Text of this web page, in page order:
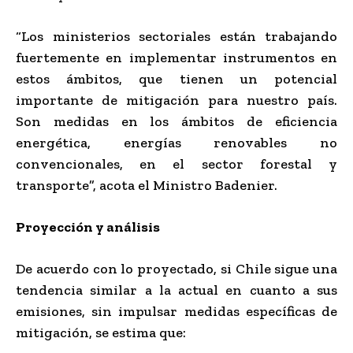
“Los ministerios sectoriales están trabajando
fuertemente en implementar instrumentos en
estos ámbitos, que tienen un potencial
importante de mitigación para nuestro país.
Son medidas en los ámbitos de eficiencia
energética, energías renovables no
convencionales, en el sector forestal y
transporte”, acota el Ministro Badenier.
Proyección y análisis
De acuerdo con lo proyectado, si Chile sigue una
tendencia similar a la actual en cuanto a sus
emisiones, sin impulsar medidas específicas de
mitigación, se estima que: